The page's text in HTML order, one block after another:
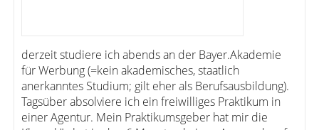
derzeit studiere ich abends an der Bayer.Akademie
für Werbung (=kein akademisches, staatlich
anerkanntes Studium; gilt eher als Berufsausbildung).
Tagsüber absolviere ich ein freiwilliges Praktikum in
einer Agentur. Mein Praktikumsgeber hat mir die